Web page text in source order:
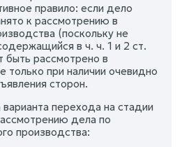
правило: если дело
к рассмотрению в
(поскольку не
в ч. ч. 1 и 2 ст.
рассмотрено в
при наличии очевидно
сторон.
перехода на стадии
дела по
производства: